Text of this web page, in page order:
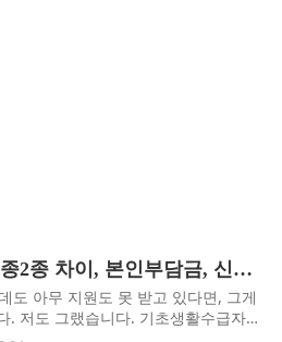
의료급여 신청 후기 (1종2종 차이, 본인부담금, 신청방법)
도 아무 지원도 못 받고 있다면, 그게
. 저도 그랬습니다. 기초생활수급자로